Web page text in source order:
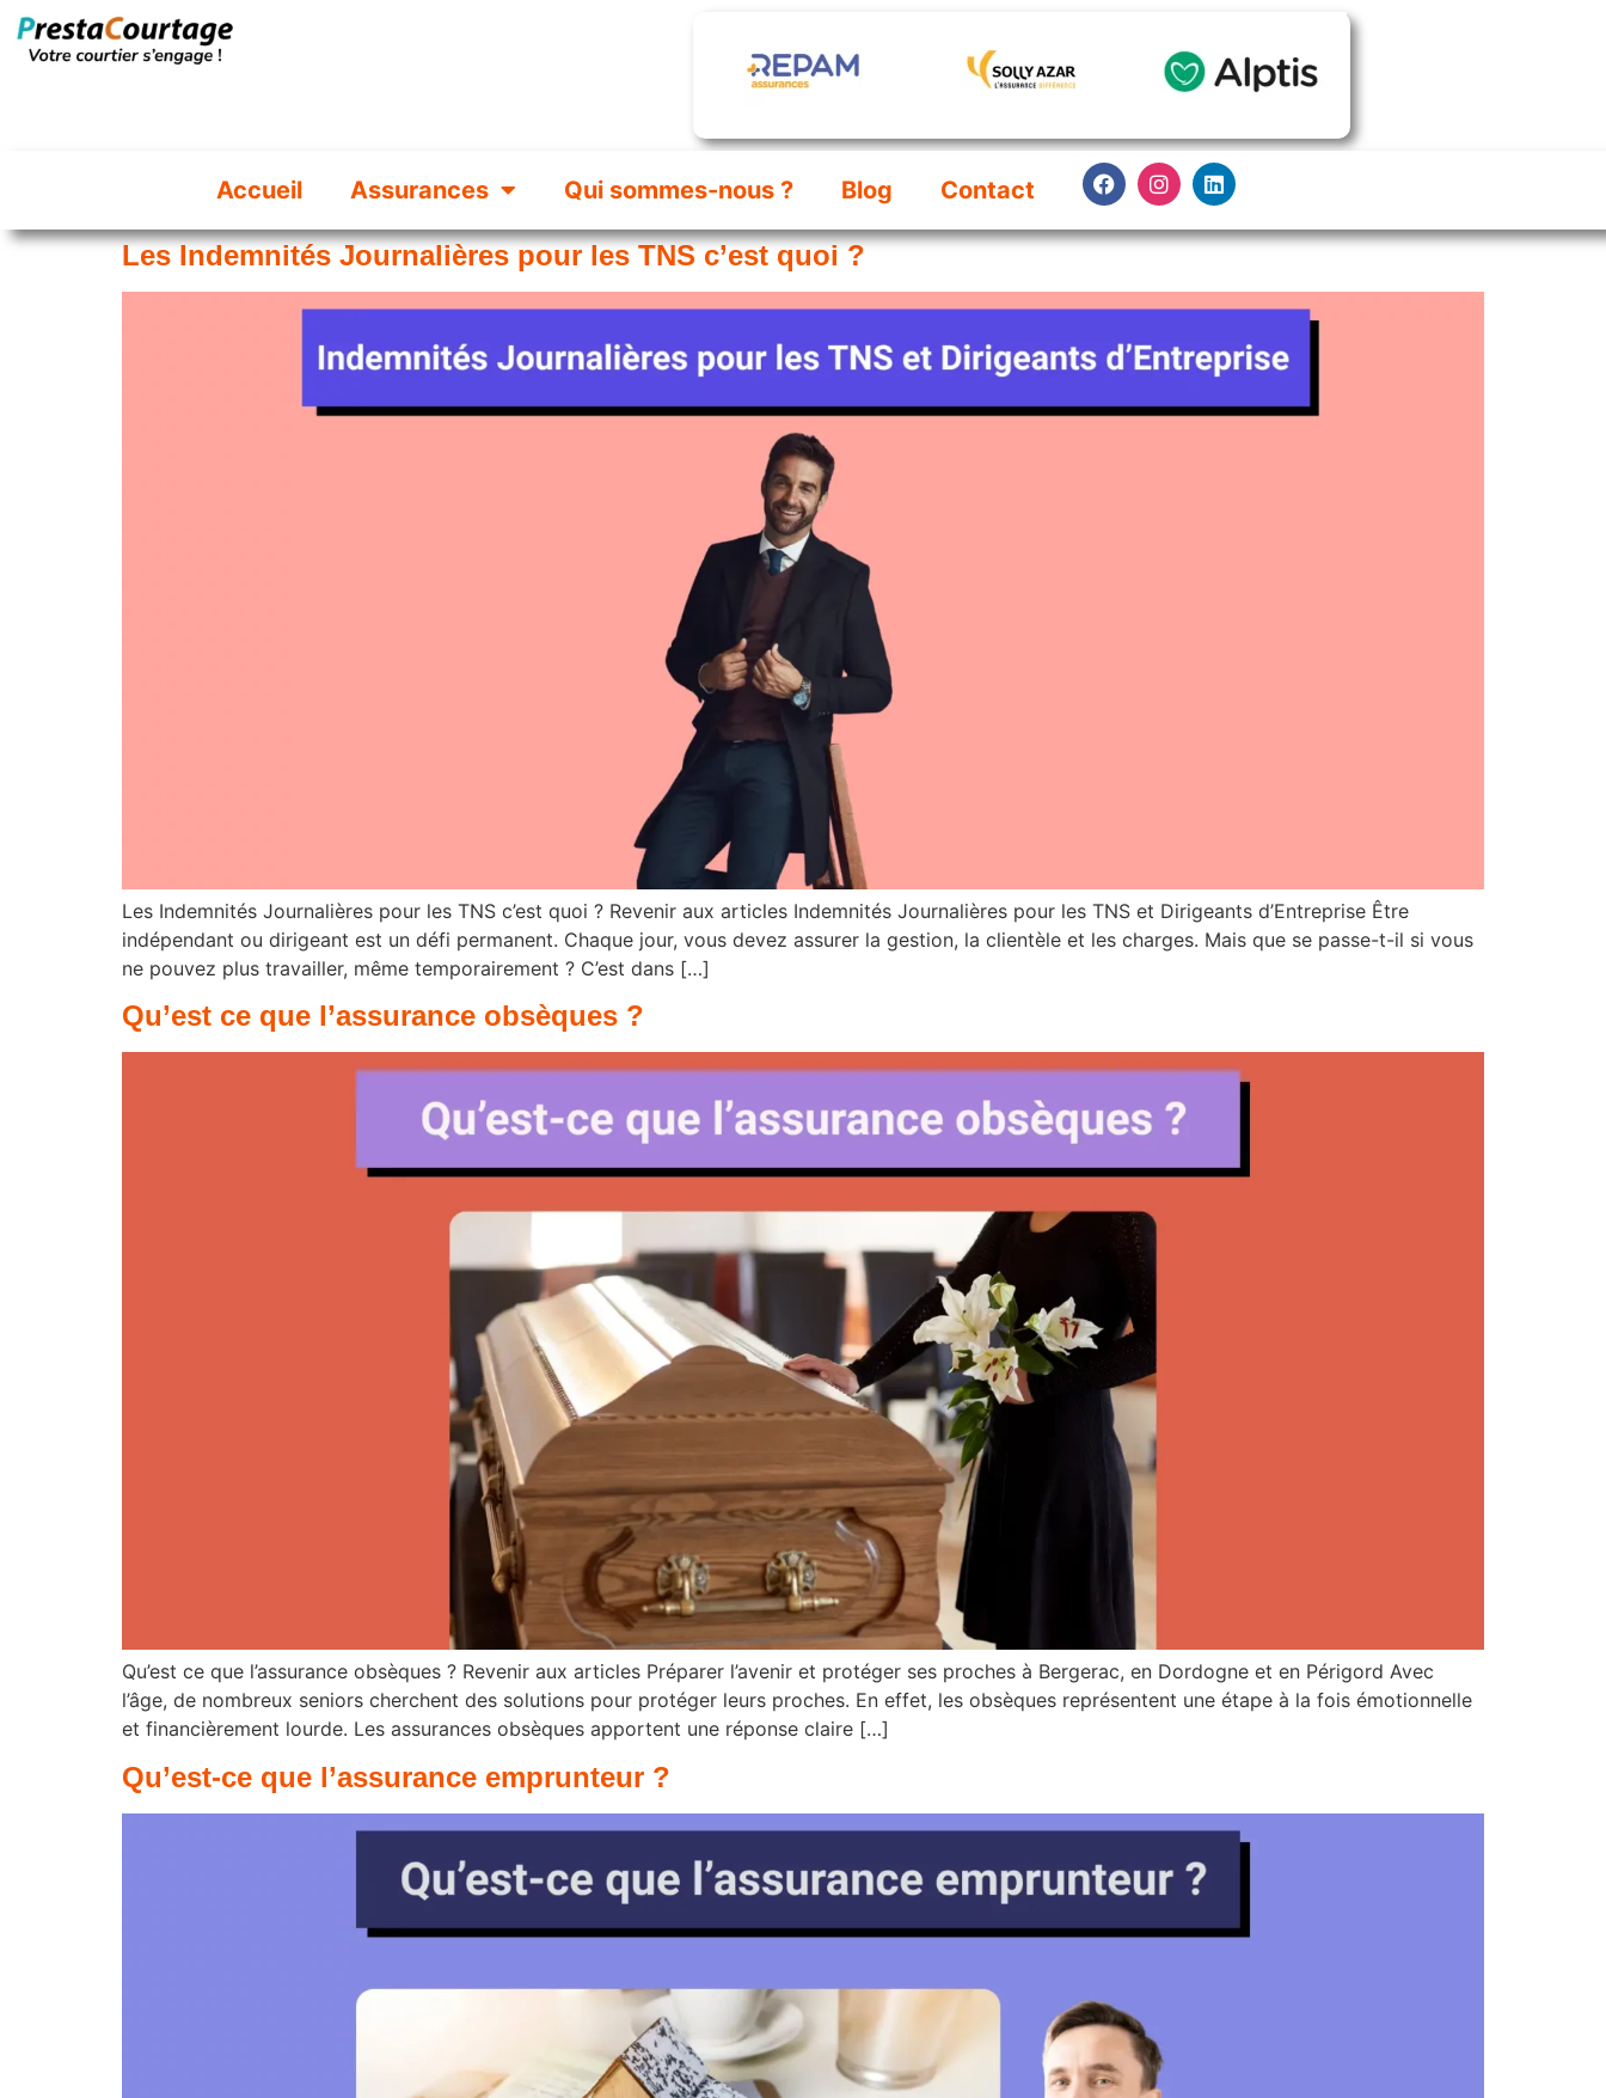
Accueil Assurances Qui sommes-nous ? Blog Contact
Les Indemnités Journalières pour les TNS c’est quoi ?
Les Indemnités Journalières pour les TNS c’est quoi ? Revenir aux articles Indemnités Journalières pour les TNS et Dirigeants d’Entreprise Être
indépendant ou dirigeant est un défi permanent. Chaque jour, vous devez assurer la gestion, la clientèle et les charges. Mais que se passe-t-il si vous
ne pouvez plus travailler, même temporairement ? C’est dans […]
Qu’est ce que l’assurance obsèques ?
Qu’est ce que l’assurance obsèques ? Revenir aux articles Préparer l’avenir et protéger ses proches à Bergerac, en Dordogne et en Périgord Avec
l’âge, de nombreux seniors cherchent des solutions pour protéger leurs proches. En effet, les obsèques représentent une étape à la fois émotionnelle
et financièrement lourde. Les assurances obsèques apportent une réponse claire […]
Qu’est-ce que l’assurance emprunteur ?